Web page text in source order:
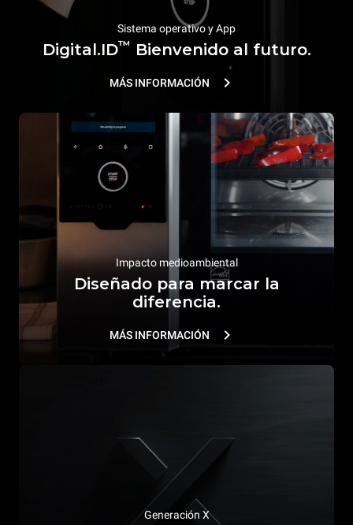
Sistema operativo y App
Digital.ID™ Bienvenido al futuro.
MÁS INFORMACIÓN
Impacto medioambiental
Diseñado para marcar la
diferencia.
MÁS INFORMACIÓN
Generación X